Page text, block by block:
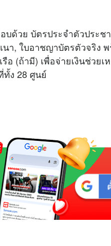
ด้วย บัตรประจำตัวประช
นา, ใบอาชญาบัตรตัวจริง
อ (ถ้ามี) เพื่อจ่ายเงินช่วย
ทั้ง 28 ศูนย์